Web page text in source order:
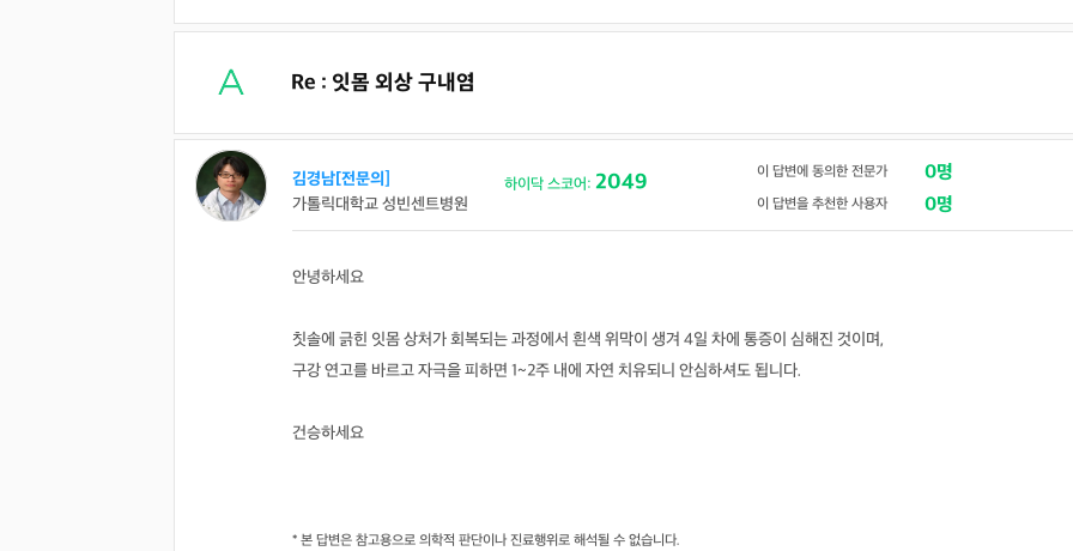
Re : 잇몸 외상 구내염
김경남[전문의]
가톨릭대학교 성빈센트병원
하이닥 스코어: 2049 이 답변에 동의한 전문가 0명
이 답변을 추천한 사용자 0명
안녕하세요
칫솔에 긁힌 잇몸 상처가 회복되는 과정에서 흰색 위막이 생겨 4일 차에 통증이 심해진 것이며,
구강 연고를 바르고 자극을 피하면 1~2주 내에 자연 치유되니 안심하셔도 됩니다.
건승하세요
* 본 답변은 참고용으로 의학적 판단이나 진료행위로 해석될 수 없습니다.